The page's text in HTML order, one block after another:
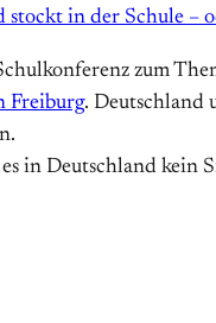
in der Schule –
zum
Freiburg. Deutschland
in Deutschland kein